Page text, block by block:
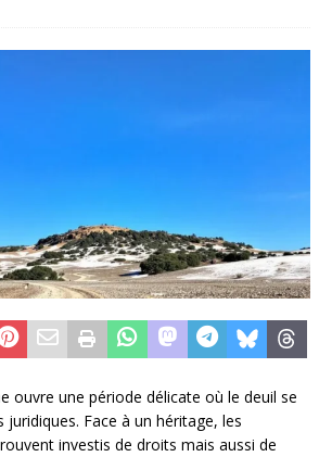
ouvre une période délicate où le deuil se
Face à un héritage, les
investis de droits mais aussi de